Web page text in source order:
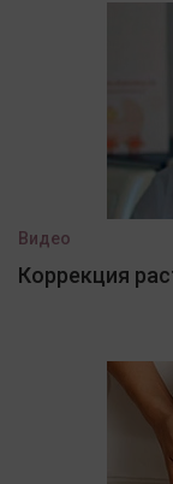
Видео
Коррекция